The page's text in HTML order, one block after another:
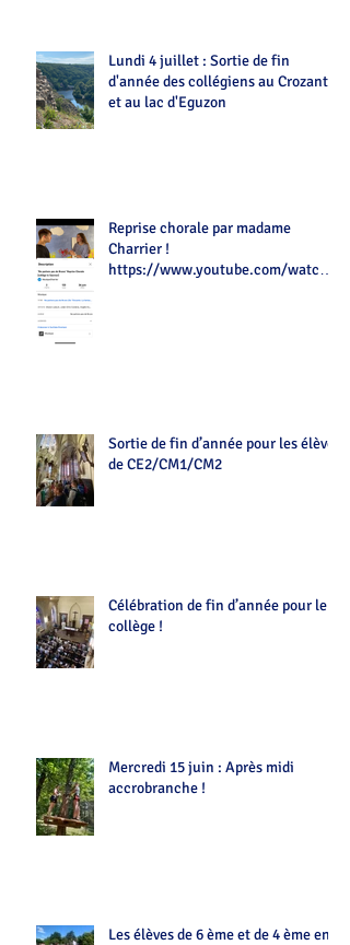
Lundi 4 juillet : Sortie de fin
d'année des collégiens au Crozant
et au lac d'Eguzon
Reprise chorale par madame
Charrier !
https://www.youtube.com/watch?
Sortie de fin d’année pour les élèves
de CE2/CM1/CM2
Célébration de fin d’année pour le
collège !
Mercredi 15 juin : Après midi
accrobranche !
Les élèves de 6 ème et de 4 ème en